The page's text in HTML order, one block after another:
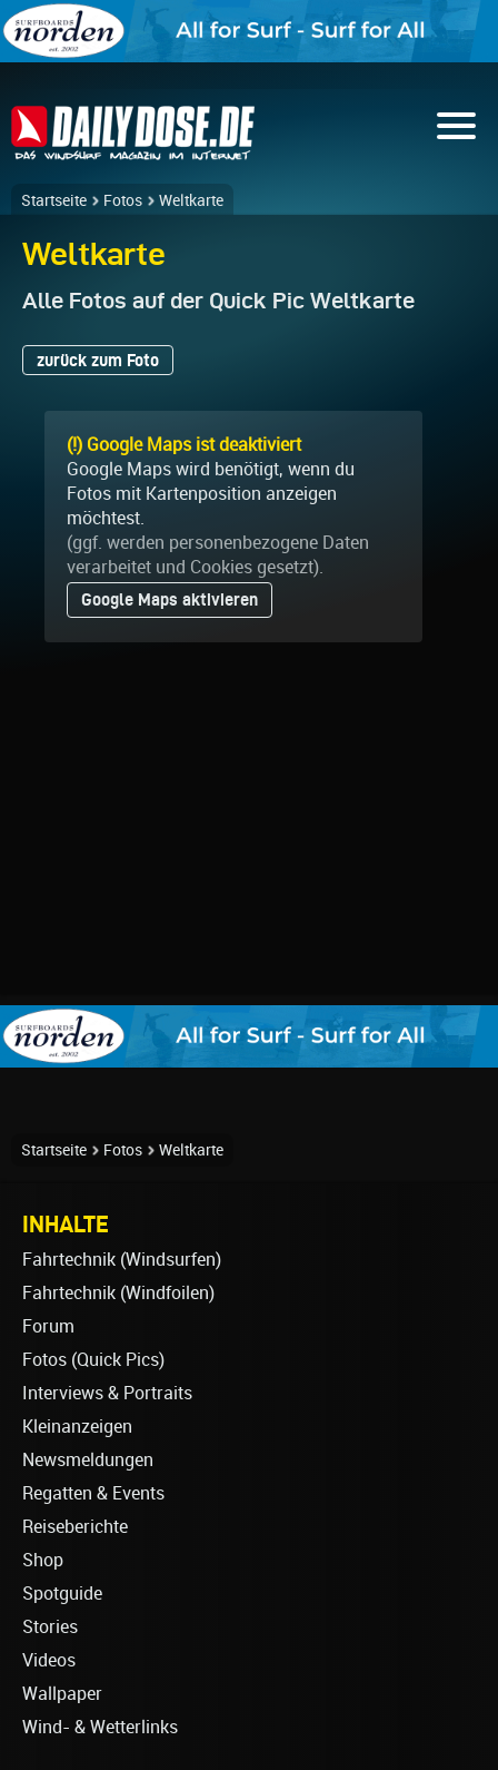
Startseite Fotos Weltkarte
Weltkarte
Alle Fotos auf der Quick Pic Weltkarte
zurück zum Foto
(!) Google Maps ist deaktiviert
Google Maps wird benötigt, wenn du
Fotos mit Kartenposition anzeigen
möchtest.
(ggf. werden personen­bezogene Daten
verarbeitet und Cookies gesetzt).
Google Maps aktivieren
Startseite Fotos Weltkarte
INHALTE
Fahrtechnik (Windsurfen)
Fahrtechnik (Windfoilen)
Forum
Fotos (Quick Pics)
Interviews & Portraits
Kleinanzeigen
Newsmeldungen
Regatten & Events
Reiseberichte
Shop
Spotguide
Stories
Videos
Wallpaper
Wind- & Wetterlinks